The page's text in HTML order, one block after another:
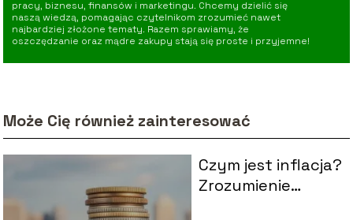
pracy, biznesu, finansów i marketingu. Chcemy dzielić się
naszą wiedzą, pomagając czytelnikom zrozumieć nawet
najbardziej złożone tematy. Razem sprawiamy, że
oszczędzanie oraz mądre zakupy stają się proste i przyjemne!
Może Cię również zainteresować
Czym jest inflacja?
Zrozumienie